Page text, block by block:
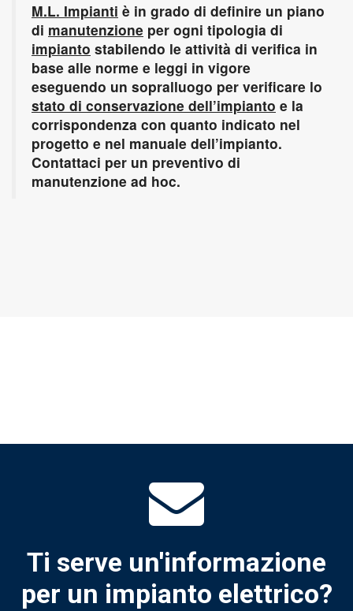
M.L. Impianti è in grado di definire un piano
di manutenzione per ogni tipologia di
impianto stabilendo le attività di verifica in
base alle norme e leggi in vigore
eseguendo un sopralluogo per verificare lo
stato di conservazione dell’impianto e la
corrispondenza con quanto indicato nel
progetto e nel manuale dell’impianto.
Contattaci per un preventivo di
manutenzione ad hoc.
Ti serve un'informazione
per un impianto elettrico?